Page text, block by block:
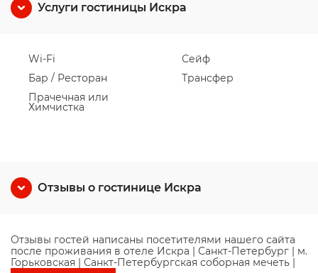
Услуги гостиницы Искра
Wi-Fi
Бар / Ресторан
Прачечная или
Химчистка
Сейф
Трансфер
Отзывы о гостинице Искра
Отзывы гостей написаны посетителями нашего сайта
после проживания в отеле Искра | Санкт-Петербург | м.
Горьковская | Санкт-Петербургская соборная мечеть |